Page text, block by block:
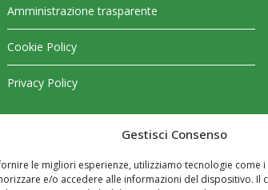
Gestisci Consenso
le migliori esperienze, utilizziamo tecnologie come
e/o accedere alle informazioni del dispositivo. Il
Amministrazione trasparente
Cookie Policy
Privacy Policy